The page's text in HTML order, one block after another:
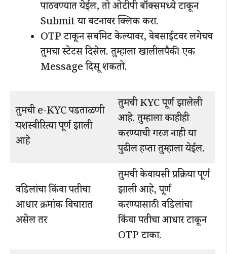
पाठवण्यात येईल, तो ओटीपी बॉक्समध्ये टाकून
Submit या बटनावर क्लिक करा.
OTP टाकून सबमिट केल्यावर, वेबसाईटवर लगेचच
तुमचा स्टेटस दिसेल. तुम्हाला खालीलपैकी एक
Message दिसू शकतो.
तुमची e-KYC पडताळणी
यशस्वीरित्या पूर्ण झाली
आहे
तुमची KYC पूर्ण झालेली
आहे. तुम्हाला काहीही
करण्याची गरज नाही या
पुढील हप्ता तुम्हाला येईल.
वडिलांचा किंवा पतीचा
आधार क्रमांक विचारात
असेल तर
तुमची केवायसी प्रक्रिया पूर्ण
झाली आहे, पूर्ण
करण्यासाठी वडिलांचा
किंवा पतीचा आधार टाकून
OTP टाका.